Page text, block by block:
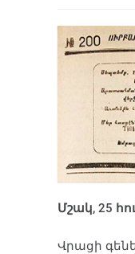
Մշակ, 25
Վրացի